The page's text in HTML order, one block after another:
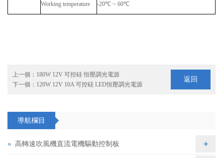
Working temperature -20℃ ~ 60℃
上一個： 180W 12V 可控硅 恒壓調光電源
下一個： 120W 12V 10A 可控硅 LED恒壓調光電源
返回
導航欄目
高轉速吹風機直流電機驅動控制板 +